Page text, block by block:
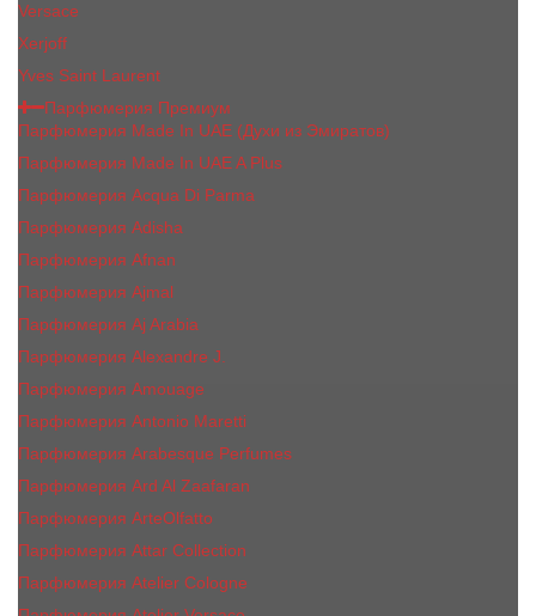
Versace
Xerjoff
Yves Saint Laurent
Парфюмерия Премиум
Парфюмерия Made In UAE (Духи из Эмиратов)
Парфюмерия Made In UAE A Plus
Парфюмерия Acqua Di Parma
Парфюмерия Adisha
Парфюмерия Afnan
Парфюмерия Ajmal
Парфюмерия Aj Arabia
Парфюмерия Alexandre J.
Парфюмерия Amouage
Парфюмерия Antonio Maretti
Парфюмерия Arabesque Perfumes
Парфюмерия Ard Al Zaafaran
Парфюмерия ArteOlfatto
Парфюмерия Attar Collection
Парфюмерия Atelier Cologne